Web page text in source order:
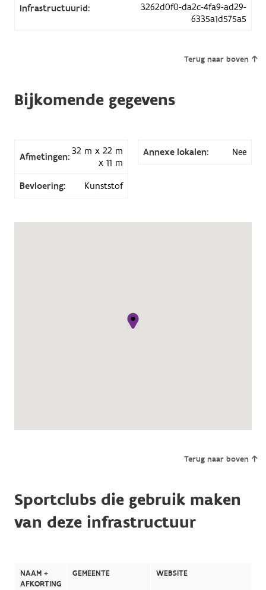
Infrastructuurid:
3262d0f0-da2c-4fa9-ad29-
6335a1d575a5
Terug naar boven
Bijkomende gegevens
Afmetingen: 32 m x 22 m
x 11 m
Annexe lokalen: Nee
Bevloering: Kunststof
Terug naar boven
Sportclubs die gebruik maken
van deze infrastructuur
NAAM +
AFKORTING
GEMEENTE WEBSITE